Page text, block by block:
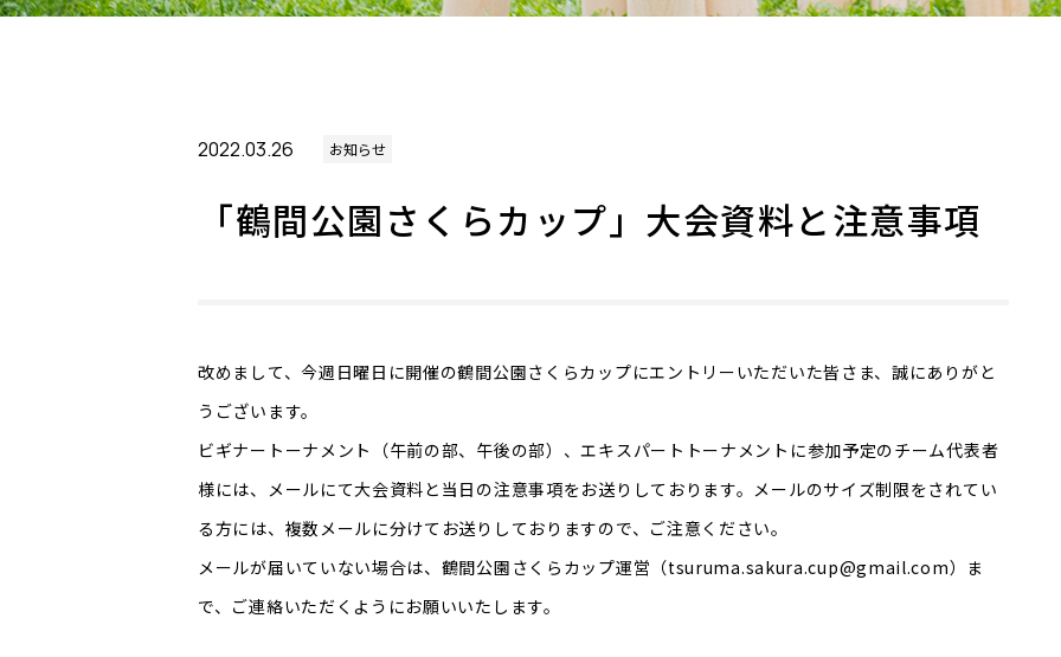
2022.03.26 お知らせ
「鶴間公園さくらカップ」大会資料と注意事項
改めまして、今週日曜日に開催の鶴間公園さくらカップにエントリーいただいた皆さま、誠にありがと
うございます。
ビギナートーナメント（午前の部、午後の部）、エキスパートトーナメントに参加予定のチーム代表者
様には、メールにて大会資料と当日の注意事項をお送りしております。メールのサイズ制限をされてい
る方には、複数メールに分けてお送りしておりますので、ご注意ください。
メールが届いていない場合は、鶴間公園さくらカップ運営（tsuruma.sakura.cup@gmail.com）ま
で、ご連絡いただくようにお願いいたします。